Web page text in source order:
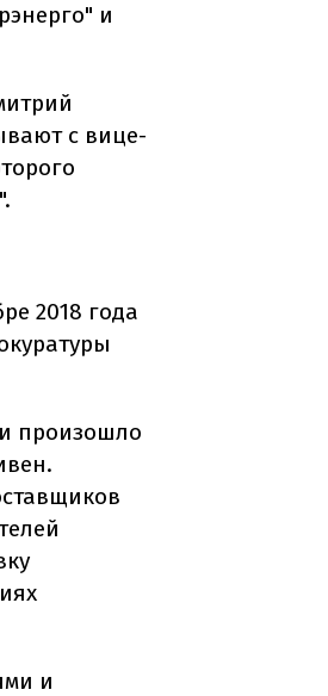
и
с вице-
2018 года
произошло
и